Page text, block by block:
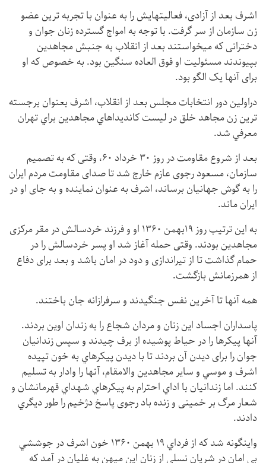
اشرف بعد از آزادی، فعالیتهایش را به عنوان با تجربه ترین عضو
زن سازمان از سر گرفت. با توجه به امواج گسترده زنان جوان و
دخترانی که میخواستند بعد از انقلاب به جنبش مجاهدين
بپیوندند مسئولیت او فوق العاده سنگین بود. به خصوص که او
برای آنها یک الگو بود.
دراولين دور انتخابات مجلس بعد از انقلاب، اشرف بعنوان برجسته
ترين زن مجاهد خلق در ليست كانديداهاي مجاهدين براي تهران
معرفي شد.
بعد از شروع مقاومت در روز ۳۰ خرداد ۶۰، وقتی که به تصمیم
سازمان، مسعود رجوی عازم خارج شد تا صدای مقاومت مردم ایران
را به گوش جهانیان برساند، اشرف به عنوان نماینده و به جای او در
ایران ماند.
به این ترتیب روز ۱۹بهمن ۱۳۶۰ او و فرزند خردسالش در مقر مرکزی
مجاهدین بودند. وقتی حمله آغاز شد او پسر خردسالش را در
حمام گذاشت تا از تیراندازی و دود در امان باشد و بعد برای دفاع
از همرزمانش بازگشت.
همه آنها تا آخرین نفس جنگیدند و سرفرازانه جان باختند.
پاسداران اجساد این زنان و مردان شجاع را به زندان اوین بردند.
آنها پیکرها را در حیاط پوشيده از برف چیدند و سپس زندانیان
جوان را برای دیدن آن بردند تا با ديدن پيكرهاي به خون تپيده
اشرف و موسي و ساير مجاهدين والامقام، آنها را وادار به تسليم
كنند. اما زندانيان با اداي احترام به پيكرهاي شهداي قهرمانشان و
شعار مرگ بر خمینی و زنده باد رجوی پاسخ دژخيم را طور ديگري
دادند.
واينگونه شد كه از فرداي ۱۹ بهمن ۱۳۶۰ خون اشرف در جوششي
بي امان در شريان نسلي از زنان اين ميهن به غليان در آمد كه